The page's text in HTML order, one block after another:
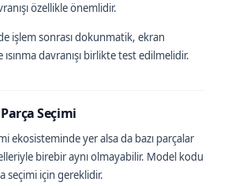
özellikle önemlidir.
işlem sonrası dokunmatik, ekran
ısınma davranışı birlikte test edilmelidir.
Seçimi
ekosisteminde yer alsa da bazı parçalar
birebir aynı olmayabilir. Model kodu
seçimi için gereklidir.